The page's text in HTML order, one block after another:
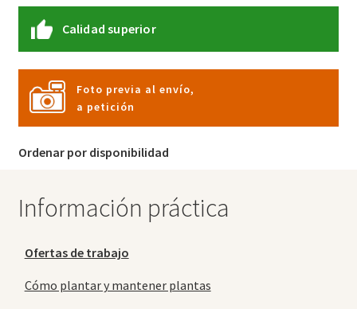
Calidad superior
Foto previa al envío,
a petición
Ordenar por disponibilidad
Información práctica
Ofertas de trabajo
Cómo plantar y mantener plantas